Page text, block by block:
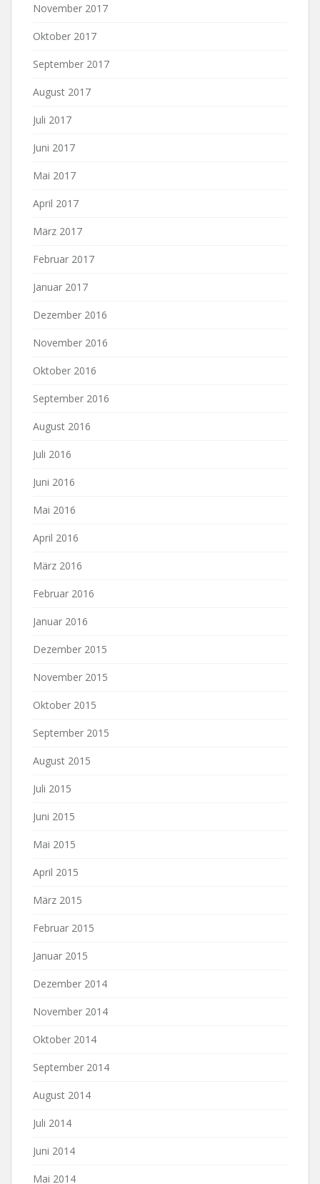
November 2017
Oktober 2017
September 2017
August 2017
Juli 2017
Juni 2017
Mai 2017
April 2017
März 2017
Februar 2017
Januar 2017
Dezember 2016
November 2016
Oktober 2016
September 2016
August 2016
Juli 2016
Juni 2016
Mai 2016
April 2016
März 2016
Februar 2016
Januar 2016
Dezember 2015
November 2015
Oktober 2015
September 2015
August 2015
Juli 2015
Juni 2015
Mai 2015
April 2015
März 2015
Februar 2015
Januar 2015
Dezember 2014
November 2014
Oktober 2014
September 2014
August 2014
Juli 2014
Juni 2014
Mai 2014